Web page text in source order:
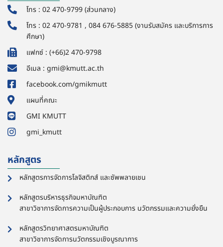
โทร : 02 470-9799 (ส่วนกลาง)
โทร : 02 470-9781 , 084 676-5885 (งานรับสมัคร และบริการการ
ศึกษา)
แฟกซ์ : (+66)2 470-9798
อีเมล : gmi@kmutt.ac.th
facebook.com/gmikmutt
แผนที่คณะ
GMI KMUTT
gmi_kmutt
หลักสูตร
หลักสูตรการจัดการโลจิสติกส์ และซัพพลายเชน
หลักสูตรบริหารธุรกิจมหาบัณฑิต
สาขาวิชาการจัดการความเป็นผู้ประกอบการ นวัตกรรมและความยั่งยืน
หลักสูตรวิทยาศาสตรมหาบัณฑิต
สาขาวิชาการจัดการนวัตกรรมเชิงบูรณาการ